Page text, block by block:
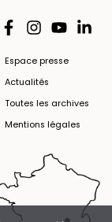
Espace presse
Actualités
Toutes les archives
Mentions légales